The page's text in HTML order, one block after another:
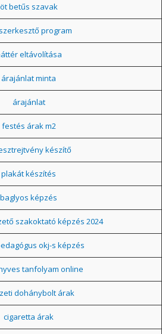
öt betűs szavak
program
eltávolítása
árajánlat minta
árajánlat
festés árak m2
készítő
plakát készítés
baglyos képzés
szakoktató képzés 2024
okj-s képzés
tanfolyam online
dohánybolt árak
cigaretta árak